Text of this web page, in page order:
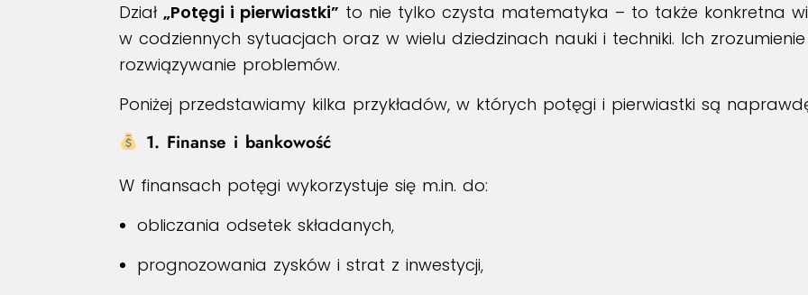
Dział „Potęgi i pierwiastki” to nie tylko czysta matematyka – to także konkretna
w codziennych sytuacjach oraz w wielu dziedzinach nauki i techniki. Ich
rozwiązywanie problemów.
Poniżej przedstawiamy kilka przykładów, w których potęgi i pierwiastki są
1. Finanse i bankowość
W finansach potęgi wykorzystuje się m.in. do:
obliczania odsetek składanych,
prognozowania zysków i strat z inwestycji,